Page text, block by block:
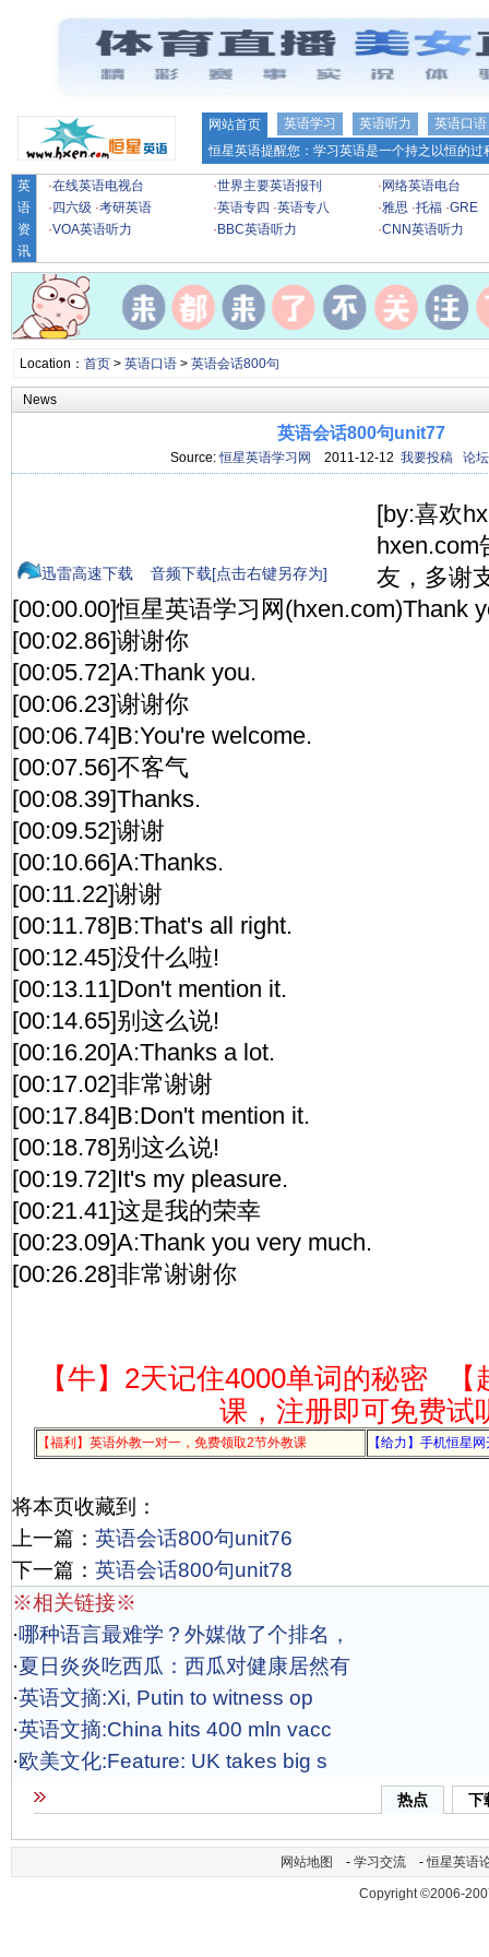
网站首页 英语学习 英语听力
英语口语
恒星英语提醒您：学习英语是一个持之以恒的
英
语
资
讯
·在线英语电视台 ·世界主要英语报刊 · 网络英语电台
· 四六级 ·考研英语 ·英语专四 ·英语专八 ·雅思 ·托福 ·GRE
·VOA英语听力 · BBC英语听力 ·CNN英语听力
Location： 首页> 英语口语> 英语会话800句
News
英语会话800句unit77
Source:恒星英语学习网 2011-12-12 我要投稿 论坛
迅雷高速下载 音频下载[点击右键另存为]
[by:喜欢
hxen.com
友，多谢
[00:00.00]恒星英语学习网(hxen.com)Thank
[00:02.86]谢谢你
[00:05.72]A:Thank you.
[00:06.23]谢谢你
[00:06.74]B:You're welcome.
[00:07.56]不客气
[00:08.39]Thanks.
[00:09.52]谢谢
[00:10.66]A:Thanks.
[00:11.22]谢谢
[00:11.78]B:That's all right.
[00:12.45]没什么啦!
[00:13.11]Don't mention it.
[00:14.65]别这么说!
[00:16.20]A:Thanks a lot.
[00:17.02]非常谢谢
[00:17.84]B:Don't mention it.
[00:18.78]别这么说!
[00:19.72]It's my pleasure.
[00:21.41]这是我的荣幸
[00:23.09]A:Thank you very much.
[00:26.28]非常谢谢你
【牛】2天记住4000单词的秘密
课，注册即可免费试
【福利】英语外教一对一，免费领取2节外教课 【给力】手机恒星
将本页收藏到：
上一篇： 英语会话800句unit76
下一篇： 英语会话800句unit78
※相关链接※
·哪种语言最难学？外媒做了个排名，
·夏日炎炎吃西瓜：西瓜对健康居然有
·英语文摘:Xi, Putin to witness op
·英语文摘:China hits 400 mln vacc
·欧美文化:Feature: UK takes big s
热点 下
网站地图 - 学习交流 -恒星英语
Copyright ©2006-